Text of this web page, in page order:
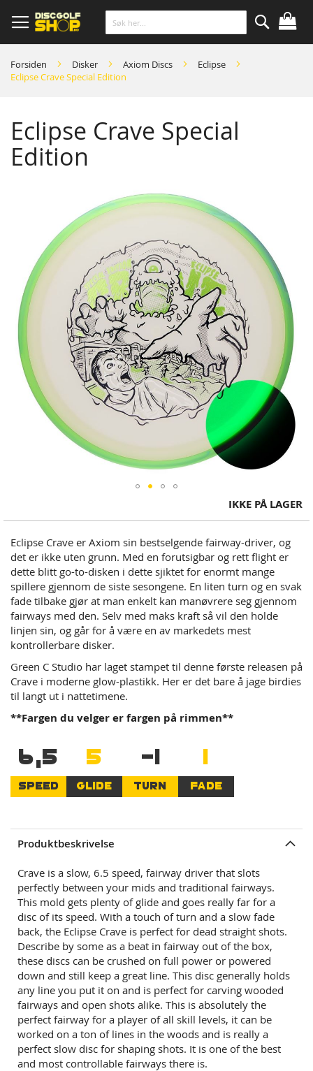
to
Content
Søk
Forsiden Disker Axiom Discs
Eclipse
Eclipse Crave Special Edition
Eclipse Crave Special
Edition
images
gallery
to
beginning
of
the
images
gallery
IKKE PÅ LAGER
Eclipse Crave er Axiom sin bestselgende fairway-driver, og
det er ikke uten grunn. Med en forutsigbar og rett flight er
dette blitt go-to-disken i dette sjiktet for enormt mange
spillere gjennom de siste sesongene. En liten turn og en svak
fade tilbake gjør at man enkelt kan manøvrere seg gjennom
fairways med den. Selv med maks kraft så vil den holde
linjen sin, og går for å være en av markedets mest
kontrollerbare disker.
Green C Studio har laget stampet til denne første releasen på
Crave i moderne glow-plastikk. Her er det bare å jage birdies
til langt ut i nattetimene.
**Fargen du velger er fargen på rimmen**
6,5
SPEED
5
GLIDE
-1
TURN
1
FADE
Produktbeskrivelse
Crave is a slow, 6.5 speed, fairway driver that slots
perfectly between your mids and traditional fairways.
This mold gets plenty of glide and goes really far for a
disc of its speed. With a touch of turn and a slow fade
back, the Eclipse Crave is perfect for dead straight shots.
Describe by some as a beat in fairway out of the box,
these discs can be crushed on full power or powered
down and still keep a great line. This disc generally holds
any line you put it on and is perfect for carving wooded
fairways and open shots alike. This is absolutely the
perfect fairway for a player of all skill levels, it can be
worked on a ton of lines in the woods and is really a
perfect slow disc for shaping shots. It is one of the best
and most controllable fairways there is.